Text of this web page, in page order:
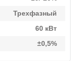
Трехфазный
60 кВт
±0,5%